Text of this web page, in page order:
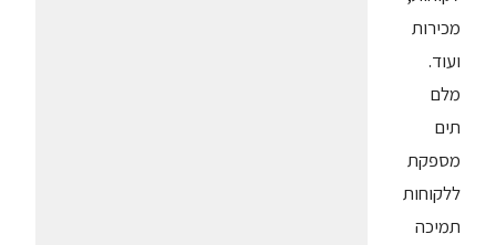
מכירות
ועוד.
מלם
תים
מספקת
ללקוחות
תמיכה